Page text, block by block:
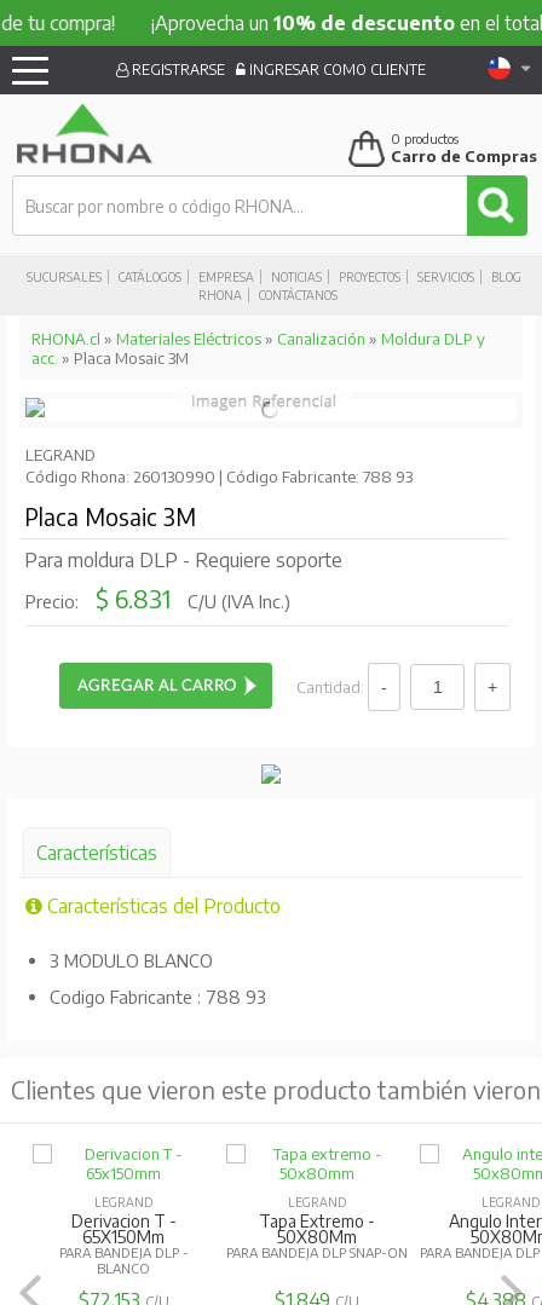
¡Aprovecha un10% de descuentoen el total de tu
SUCURSALES CATÁLOGOS EMPRESA NOTICIAS PROYECTOS SERVICIOS
BLOG
RHONA
CONTÁCTANOS
REGISTRARSE INGRESAR COMO CLIENTE
0 productos
Carro de Compras
RHONA.cl » Materiales Eléctricos» Canalización » Moldura DLP y
acc. » Placa Mosaic 3M
LEGRAND
Código Rhona: 260130990 | Código Fabricante: 788 93
Placa Mosaic 3M
Para moldura DLP - Requiere soporte
Precio: $ 6.831 C/U (IVA Inc.)
Cantidad:
Características
Características del Producto
3 MODULO BLANCO
Codigo Fabricante : 788 93
Clientes que vieron este producto también vieron
LEGRAND
Derivacion T -
65X150Mm
PARA BANDEJA DLP -
BLANCO
$72.153
LEGRAND
Tapa Extremo -
50X80Mm
PARA BANDEJA DLP SNAP-ON
$1.849
LEGRAND
Angulo
PARA BANDEJA
$4.388